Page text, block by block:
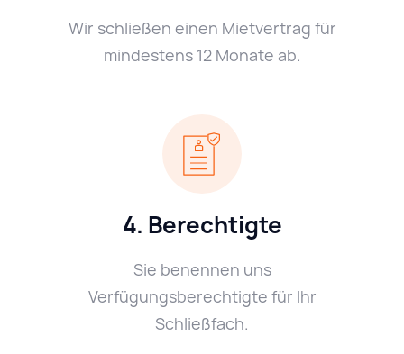
Wir schließen einen Mietvertrag für
mindestens 12 Monate ab.
4. Berechtigte
Sie benennen uns
Verfügungsberechtigte für Ihr
Schließfach.